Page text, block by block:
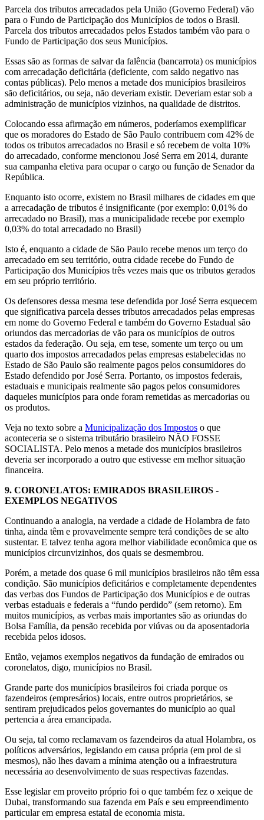
Parcela dos tributos arrecadados pela União (Governo Federal) vão
para o Fundo de Participação dos Municípios de todos o Brasil.
Parcela dos tributos arrecadados pelos Estados também vão para o
Fundo de Participação dos seus Municípios.
Essas são as formas de salvar da falência (bancarrota) os municípios
com arrecadação deficitária (deficiente, com saldo negativo nas
contas públicas). Pelo menos a metade dos municípios brasileiros
são deficitários, ou seja, não deveriam existir. Deveriam estar sob a
administração de municípios vizinhos, na qualidade de distritos.
Colocando essa afirmação em números, poderíamos exemplificar
que os moradores do Estado de São Paulo contribuem com 42% de
todos os tributos arrecadados no Brasil e só recebem de volta 10%
do arrecadado, conforme mencionou José Serra em 2014, durante
sua campanha eletiva para ocupar o cargo ou função de Senador da
República.
Enquanto isto ocorre, existem no Brasil milhares de cidades em que
a arrecadação de tributos é insignificante (por exemplo: 0,01% do
arrecadado no Brasil), mas a municipalidade recebe por exemplo
0,03% do total arrecadado no Brasil)
Isto é, enquanto a cidade de São Paulo recebe menos um terço do
arrecadado em seu território, outra cidade recebe do Fundo de
Participação dos Municípios três vezes mais que os tributos gerados
em seu próprio território.
Os defensores dessa mesma tese defendida por José Serra esquecem
que significativa parcela desses tributos arrecadados pelas empresas
em nome do Governo Federal e também do Governo Estadual são
oriundos das mercadorias de vão para os municípios de outros
estados da federação. Ou seja, em tese, somente um terço ou um
quarto dos impostos arrecadados pelas empresas estabelecidas no
Estado de São Paulo são realmente pagos pelos consumidores do
Estado defendido por José Serra. Portanto, os impostos federais,
estaduais e municipais realmente são pagos pelos consumidores
daqueles municípios para onde foram remetidas as mercadorias ou
os produtos.
Veja no texto sobre a Municipalização dos Impostos o que
aconteceria se o sistema tributário brasileiro NÃO FOSSE
SOCIALISTA. Pelo menos a metade dos municípios brasileiros
deveria ser incorporado a outro que estivesse em melhor situação
financeira.
9. CORONELATOS: EMIRADOS BRASILEIROS -
EXEMPLOS NEGATIVOS
Continuando a analogia, na verdade a cidade de Holambra de fato
tinha, ainda têm e provavelmente sempre terá condições de se alto
sustentar. E talvez tenha agora melhor viabilidade econômica que os
municípios circunvizinhos, dos quais se desmembrou.
Porém, a metade dos quase 6 mil municípios brasileiros não têm essa
condição. São municípios deficitários e completamente dependentes
das verbas dos Fundos de Participação dos Municípios e de outras
verbas estaduais e federais a “fundo perdido” (sem retorno). Em
muitos municípios, as verbas mais importantes são as oriundas do
Bolsa Família, da pensão recebida por viúvas ou da aposentadoria
recebida pelos idosos.
Então, vejamos exemplos negativos da fundação de emirados ou
coronelatos, digo, municípios no Brasil.
Grande parte dos municípios brasileiros foi criada porque os
fazendeiros (empresários) locais, entre outros proprietários, se
sentiram prejudicados pelos governantes do município ao qual
pertencia a área emancipada.
Ou seja, tal como reclamavam os fazendeiros da atual Holambra, os
políticos adversários, legislando em causa própria (em prol de si
mesmos), não lhes davam a mínima atenção ou a infraestrutura
necessária ao desenvolvimento de suas respectivas fazendas.
Esse legislar em proveito próprio foi o que também fez o xeique de
Dubai, transformando sua fazenda em País e seu empreendimento
particular em empresa estatal de economia mista.